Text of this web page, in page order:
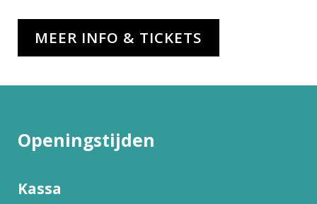
MEER INFO & TICKETS
Openingstijden
Kassa